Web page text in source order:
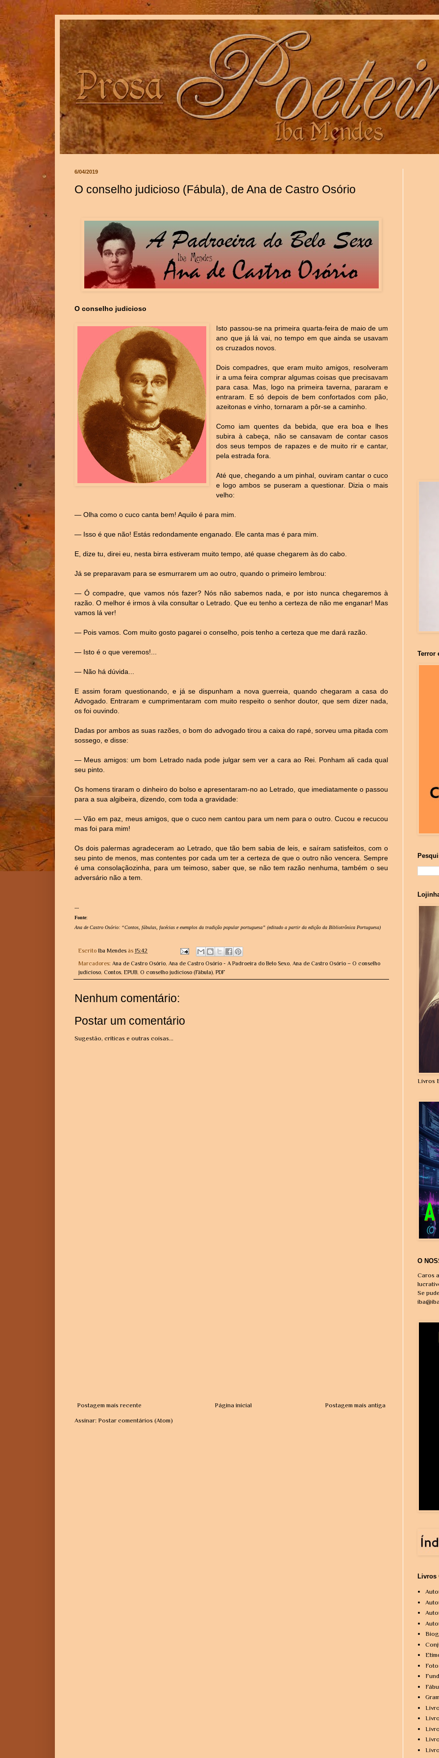
6/04/2019
O conselho judicioso (Fábula), de Ana de Castro Osório
O conselho judicioso
Isto passou-se na primeira quarta-feira de maio de um
ano que já lá vai, no tempo em que ainda se usavam
os cruzados novos.
Dois compadres, que eram muito amigos, resolveram
ir a uma feira comprar algumas coisas que precisavam
para casa. Mas, logo na primeira taverna, pararam e
entraram. E só depois de bem confortados com pão,
azeitonas e vinho, tornaram a pôr-se a caminho.
Como iam quentes da bebida, que era boa e lhes
subira à cabeça, não se cansavam de contar casos
dos seus tempos de rapazes e de muito rir e cantar,
pela estrada fora.
Até que, chegando a um pinhal, ouviram cantar o cuco
e logo ambos se puseram a questionar. Dizia o mais
velho:
— Olha como o cuco canta bem! Aquilo é para mim.
— Isso é que não! Estás redondamente enganado. Ele canta mas é para mim.
E, dize tu, direi eu, nesta birra estiveram muito tempo, até quase chegarem às do cabo.
Já se preparavam para se esmurrarem um ao outro, quando o primeiro lembrou:
— Ó compadre, que vamos nós fazer? Nós não sabemos nada, e por isto nunca chegaremos à
razão. O melhor é irmos à vila consultar o Letrado. Que eu tenho a certeza de não me enganar! Mas
vamos lá ver!
— Pois vamos. Com muito gosto pagarei o conselho, pois tenho a certeza que me dará razão.
— Isto é o que veremos!...
— Não há dúvida...
E assim foram questionando, e já se dispunham a nova guerreia, quando chegaram a casa do
Advogado. Entraram e cumprimentaram com muito respeito o senhor doutor, que sem dizer nada,
os foi ouvindo.
Dadas por ambos as suas razões, o bom do advogado tirou a caixa do rapé, sorveu uma pitada com
sossego, e disse:
— Meus amigos: um bom Letrado nada pode julgar sem ver a cara ao Rei. Ponham ali cada qual
seu pinto.
Os homens tiraram o dinheiro do bolso e apresentaram-no ao Letrado, que imediatamente o passou
para a sua algibeira, dizendo, com toda a gravidade:
— Vão em paz, meus amigos, que o cuco nem cantou para um nem para o outro. Cucou e recucou
mas foi para mim!
Os dois palermas agradeceram ao Letrado, que tão bem sabia de leis, e saíram satisfeitos, com o
seu pinto de menos, mas contentes por cada um ter a certeza de que o outro não vencera. Sempre
é uma consolaçãozinha, para um teimoso, saber que, se não tem razão nenhuma, também o seu
adversário não a tem.
---
Fonte:
Ana de Castro Osório: “Contos, fábulas, facécias e exemplos da tradição popular portuguesa” (editado a partir da edição da Bibliotrônica Portuguesa)
Escrito Iba Mendes às 15:42
Marcadores: Ana de Castro Osório, Ana de Castro Osório - A Padroeira do Belo Sexo, Ana de Castro Osório – O conselho
judicioso, Contos, EPUB, O conselho judicioso (Fábula), PDF
Nenhum comentário:
Postar um comentário
Sugestão, críticas e outras coisas...
Postagem mais recente Postagem mais antiga
Página inicial
Assinar: Postar comentários (Atom)
Terror
Livros
O
Caros
Se
Livros